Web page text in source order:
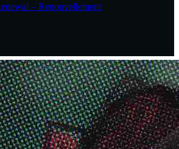
– Renouvellement